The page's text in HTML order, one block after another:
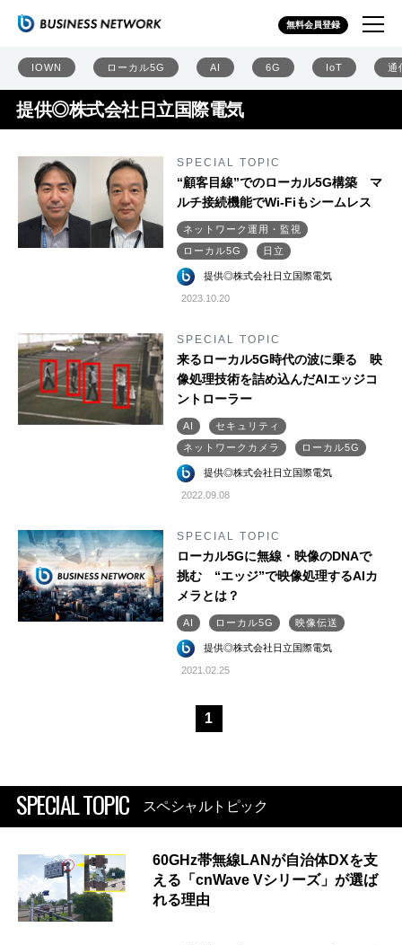
無料会員登録
IOWN ローカル5G AI 6G IoT 通
提供◎株式会社日立国際電気
SPECIAL TOPIC
“顧客目線”でのローカル5G構築 マ
ルチ接続機能でWi-Fiもシームレス
ネットワーク運用・監視
ローカル5G
日立
提供◎株式会社日立国際電気
2023.10.20
SPECIAL TOPIC
来るローカル5G時代の波に乗る 映
像処理技術を詰め込んだAIエッジコ
ントローラー
AI
セキュリティ
ネットワークカメラ
ローカル5G
提供◎株式会社日立国際電気
2022.09.08
SPECIAL TOPIC
ローカル5Gに無線・映像のDNAで
挑む “エッジ”で映像処理するAIカ
メラとは？
AI ローカル5G 映像伝送
提供◎株式会社日立国際電気
2021.02.25
1
SPECIAL TOPIC スペシャルトピック
60GHz帯無線LANが自治体DXを支
える「cnWave Vシリーズ」が選ば
れる理由